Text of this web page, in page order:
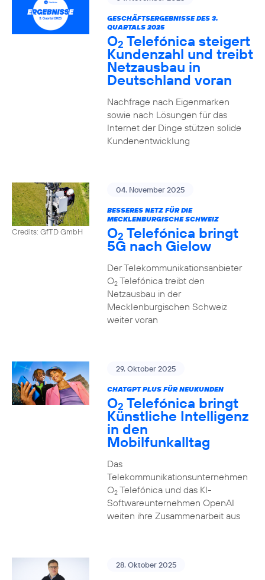
GESCHÄFTSERGEBNISSE DES 3.
QUARTALS 2025
O2 Telefónica steigert
Kundenzahl und treibt
Netzausbau in
Deutschland voran
Nachfrage nach Eigenmarken
sowie nach Lösungen für das
Internet der Dinge stützen solide
Kundenentwicklung
Credits: GfTD GmbH
04. November 2025
BESSERES NETZ FÜR DIE
MECKLENBURGISCHE SCHWEIZ
O2 Telefónica bringt
5G nach Gielow
Der Telekommunikationsanbieter
O2Telefónica treibt den
Netzausbau in der
Mecklenburgischen Schweiz
weiter voran
29. Oktober 2025
CHATGPT PLUS FÜR NEUKUNDEN
O2 Telefónica bringt
Künstliche Intelligenz
in den
Mobilfunkalltag
Das
Telekommunikationsunternehmen
O2Telefónica und das KI-
Softwareunternehmen OpenAI
weiten ihre Zusammenarbeit aus
28. Oktober 2025